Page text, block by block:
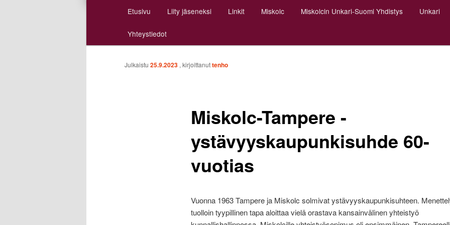
Siirry
sisältöön
Siirry
toissijaiseen
sisältöön
Etusivu Liity jäseneksi Linkit Miskolc Miskolcin Unkari-Suomi Yhdistys Unkari
Yhteystiedot
Miskolc-Tampere -
ystävyyskaupunkisuhde 60-
vuotias
Julkaistu 25.9.2023 , kirjoittanuttenho
Vuonna 1963 Tampere ja Miskolc solmivat ystävyyskaupunkisuhteen.
tuolloin tyypillinen tapa aloittaa vielä orastava kansainvälinen yhteistyö